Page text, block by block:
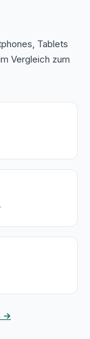
Tablets
Vergleich zum
→